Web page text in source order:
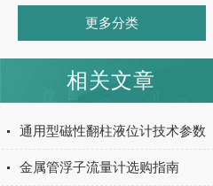
更多分类
相关文章
通用型磁性翻柱液位计技术参数
金属管浮子流量计选购指南